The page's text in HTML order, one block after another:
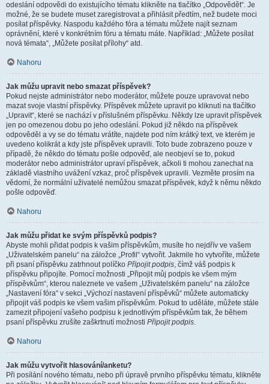
odeslání odpovědi do existujícího tématu klikněte na tlačítko „Odpovědět“. Je
možné, že se budete muset zaregistrovat a přihlásit předtím, než budete moci
posílat příspěvky. Naspodu každého fóra a tématu můžete najít seznam
oprávnění, které v konkrétním fóru a tématu máte. Například: „Můžete posílat
nová témata“, „Můžete posílat přílohy“ atd.
Nahoru
Jak můžu upravit nebo smazat příspěvek?
Pokud nejste administrátor nebo moderátor, můžete pouze upravovat nebo
mazat svoje vlastní příspěvky. Příspěvek můžete upravit po kliknutí na tlačítko
„Upravit“, které se nachází v příslušném příspěvku. Někdy lze upravit příspěvek
jen po omezenou dobu po jeho odeslání. Pokud již někdo na příspěvek
odpověděl a vy se do tématu vrátíte, najdete pod ním krátký text, ve kterém je
uvedeno kolikrát a kdy jste příspěvek upravili. Toto bude zobrazeno pouze v
případě, že někdo do tématu pošle odpověď, ale neobjeví se to, pokud
moderátor nebo administrátor upraví příspěvek, ačkoli ti mohou zanechat na
základě vlastního uvážení vzkaz, proč příspěvek upravili. Vezměte prosím na
vědomí, že normální uživatelé nemůžou smazat příspěvek, když k němu někdo
pošle odpověď.
Nahoru
Jak můžu přidat ke svým příspěvků podpis?
Abyste mohli přidat podpis k vašim příspěvkům, musíte ho nejdřív ve vašem
„Uživatelském panelu“ na záložce „Profil“ vytvořit. Jakmile ho vytvoříte, můžete
při psaní příspěvku zatrhnout políčko Připojit podpis, čímž váš podpis k
příspěvku připojíte. Pomocí možnosti „Připojit můj podpis ke všem mým
příspěvkům“, kterou naleznete ve vašem „Uživatelském panelu“ na záložce
„Nastavení fóra“ v sekci „Výchozí nastavení příspěvků“ můžete automaticky
připojit váš podpis ke všem vašim příspěvkům. Pokud to uděláte, můžete stále
zamezit připojení vašeho podpisu k jednotlivým příspěvkům tak, že během
psaní příspěvku zrušíte zaškrtnutí možnosti Připojit podpis.
Nahoru
Jak můžu vytvořit hlasování/anketu?
Při posílání nového tématu, nebo při úpravě prvního příspěvku tématu, klikněte